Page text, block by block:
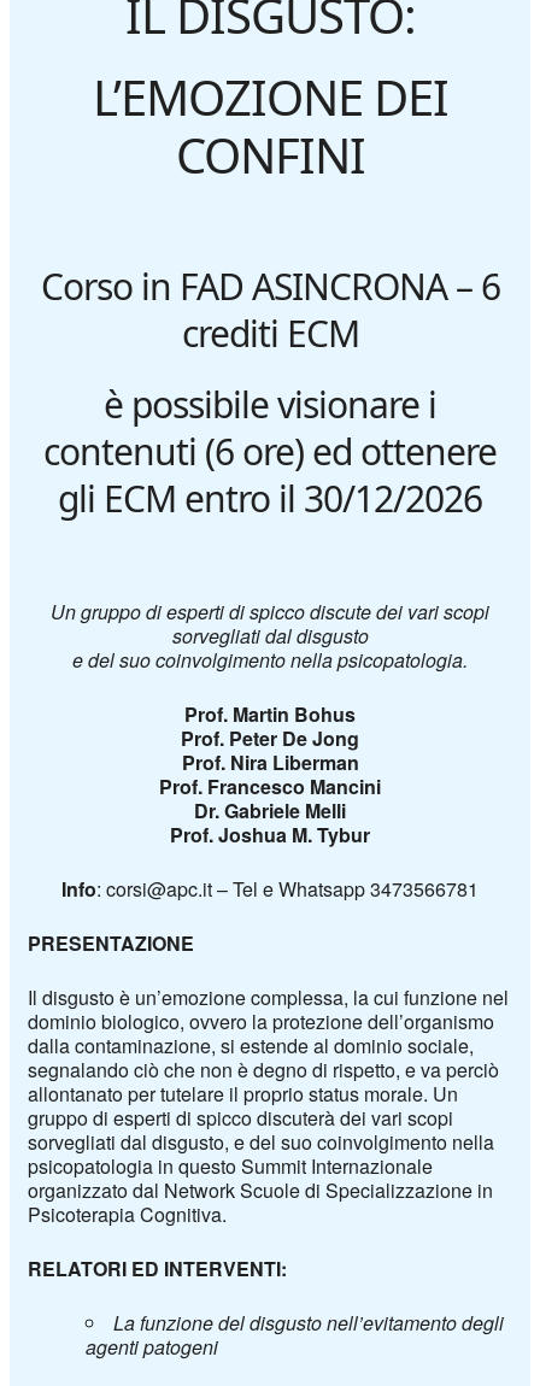
IL DISGUSTO:
L’EMOZIONE DEI
CONFINI
Corso in FAD ASINCRONA – 6
crediti ECM
è possibile visionare i
contenuti (6 ore) ed ottenere
gli ECM entro il 30/12/2026
Un gruppo di esperti di spicco discute dei vari scopi
sorvegliati daldisgusto
e del suo coinvolgimento nella psicopatologia.
Prof. Martin Bohus
Prof. Peter De Jong
Prof. Nira Liberman
Prof. Francesco Mancini
Dr. Gabriele Melli
Prof. Joshua M. Tybur
Info: corsi@apc.it – Tel e Whatsapp 3473566781
PRESENTAZIONE
Il disgusto è un’emozione complessa, la cui funzione nel
dominio biologico, ovvero la protezione dell’organismo
dalla contaminazione, si estende al dominio sociale,
segnalando ciò che non è degno di rispetto, e va perciò
allontanato per tutelare il proprio status morale. Un
gruppo di esperti di spicco discuterà dei vari scopi
sorvegliati dal disgusto, e del suo coinvolgimento nella
psicopatologia in questo Summit Internazionale
organizzato dal Network Scuole di Specializzazione in
Psicoterapia Cognitiva.
RELATORI ED INTERVENTI:
La funzione del disgusto nell’evitamento degli
agenti patogeni